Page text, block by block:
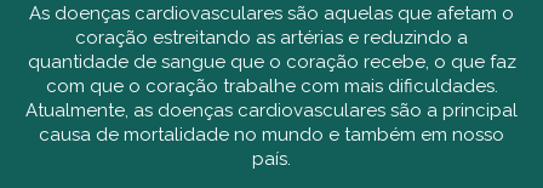
As doenças cardiovasculares são aquelas que afetam o
coração estreitando as artérias e reduzindo a
quantidade de sangue que o coração recebe, o que faz
com que o coração trabalhe com mais dificuldades.
Atualmente, as doenças cardiovasculares são a principal
causa de mortalidade no mundo e também em nosso
país.